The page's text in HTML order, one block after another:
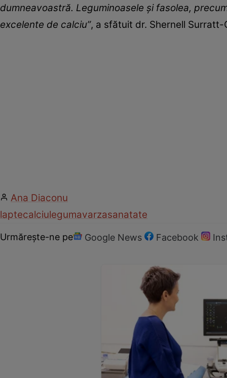
dumneavoastră. Leguminoasele şi fasolea,
excelente de calciu”, a sfătuit dr. Shernell Surratt-
Ana Diaconu
laptecalciulegumavarzasanatate
Urmărește-ne pe Google News Facebook